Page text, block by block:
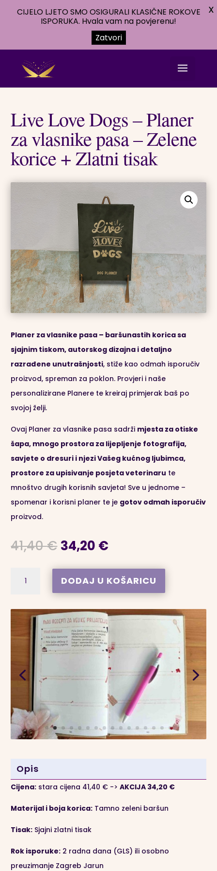
Live Love Dogs – Planer
za vlasnike pasa – Zelene
korice + Zlatni tisak
Planer za vlasnike pasa – baršunastih korica sa
sjajnim tiskom, autorskog dizajna i detaljno
razrađene unutrašnjosti, stiže kao odmah isporučiv
proizvod, spreman za poklon. Provjeri i naše
personalizirane Planere te kreiraj primjerak baš po
svojoj želji.
Ovaj Planer za vlasnike pasa sadrži mjesta za otiske
šapa, mnogo prostora za lijepljenje fotografija,
savjete o dresuri i njezi Vašeg kućnog ljubimca,
prostore za upisivanje posjeta veterinaru te
mnoštvo drugih korisnih savjeta! Sve u jednome –
spomenar i korisni planer te je gotov odmah isporučiv
proizvod.
41,40€ Izvorna
bila
je:
34,20 €
je:
34,20 €.
Planer
vlasnike
pasa
Zelene
korice
tisak
količina
DODAJ U KOŠARICU
e
n
:
Opis
Cijena: stara cijena 41,40 € ->AKCIJA 34,20 €
Materijal i boja korica: Tamno zeleni baršun
Tisak: Sjajni zlatni tisak
Rok isporuke: 2 radna dana (GLS) ili osobno
preuzimanje Zagreb Jarun
CIJELO LJETO SMO OSIGURALI KLASIČNE ROKOVE
ISPORUKA. Hvala vam na povjerenu!
Zatvori
X